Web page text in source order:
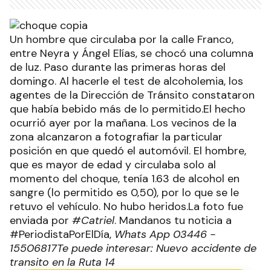
Un hombre que circulaba por la calle Franco,
entre Neyra y Ángel Elías, se chocó una columna
de luz. Paso durante las primeras horas del
domingo. Al hacerle el test de alcoholemia, los
agentes de la Dirección de Tránsito constataron
que había bebido más de lo permitido.El hecho
ocurrió ayer por la mañana. Los vecinos de la
zona alcanzaron a fotografiar la particular
posición en que quedó el automóvil. El hombre,
que es mayor de edad y circulaba solo al
momento del choque, tenía 1.63 de alcohol en
sangre (lo permitido es 0,50), por lo que se le
retuvo el vehículo. No hubo heridos.La foto fue
enviada por #Catriel. Mandanos tu noticia a
#PeriodistaPorElDía, Whats App 03446 -
15506817Te puede interesar: Nuevo accidente de
transito en la Ruta 14